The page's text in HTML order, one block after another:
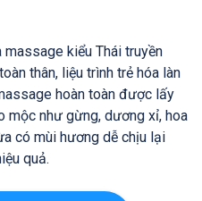
kiểu Thái truyền
thân, liệu trình trẻ hóa làn
hoàn toàn được lấy
mộc như gừng, dương xỉ, hoa
có mùi hương dễ chịu lại
quả.